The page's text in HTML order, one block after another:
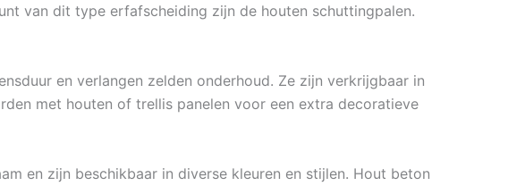
van dit type erfafscheiding zijn de houten schuttingpalen.
en verlangen zelden onderhoud. Ze zijn verkrijgbaar in
met houten of trellis panelen voor een extra decoratieve
en zijn beschikbaar in diverse kleuren en stijlen. Hout beton